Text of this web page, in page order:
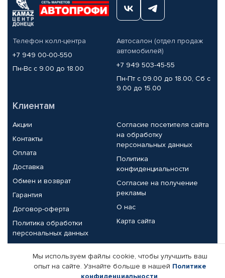
Телефон колл-центра
+7 949 00-00-550
Пн-Вс с 9.00 до 18.00
Автосалон (отдел продаж
автомобилей)
+7 949 503-45-55
Пн-Пт с 09.00 до 18.00, Сб с
9.00 до 15.00
Клиентам
Акции
Контакты
Оплата
Доставка
Обмен и возврат
Гарантия
Договор-оферта
Политика обработки
персональных данных
Согласие посетителя сайта
на обработку
персональных данных
Политика
конфиденциальности
Согласие на получение
рекламы
О нас
Карта сайта
Партнерам
Корпоративным клиентам Реквизиты компании
Мы используем файлы cookie, чтобы улучшить ваш
опыт на сайте. Узнайте больше в нашей Политике
конфиденциальности